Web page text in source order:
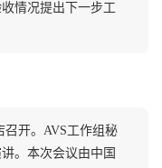
情况提出下一步工
开。AVS工作组秘
。本次会议由中国